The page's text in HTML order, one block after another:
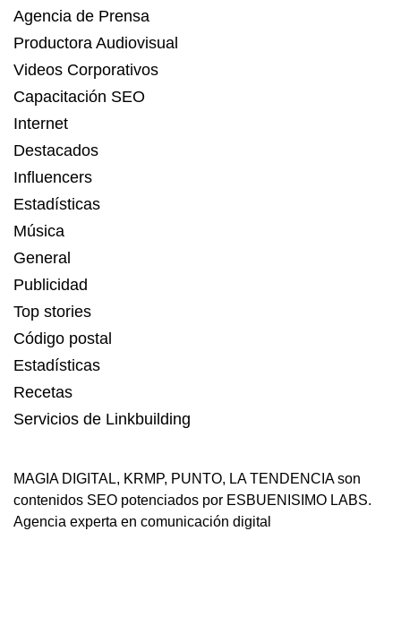
Agencia de Prensa
Productora Audiovisual
Videos Corporativos
Capacitación SEO
Internet
Destacados
Influencers
Estadísticas
Música
General
Publicidad
Top stories
Código postal
Estadísticas
Recetas
Servicios de Linkbuilding
MAGIA DIGITAL, KRMP, PUNTO, LA TENDENCIAson
contenidos SEO potenciados por ESBUENISIMO LABS.
Agencia experta en comunicación digital